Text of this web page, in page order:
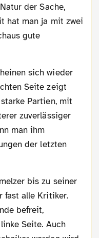
der Sache,
hat man ja mit zwei
gute
Seite zeigt
Partien, mit
zuverlässiger
man ihm
der letzten
fast alle Kritiker.
befreit,
Seite. Auch